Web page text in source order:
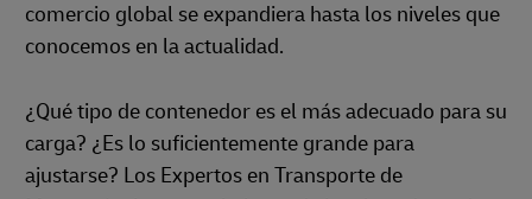
comercio global se expandiera hasta los niveles que
conocemos en la actualidad.
¿Qué tipo de contenedor es el más adecuado para su
carga? ¿Es lo suficientemente grande para
ajustarse? Los Expertos en Transporte de